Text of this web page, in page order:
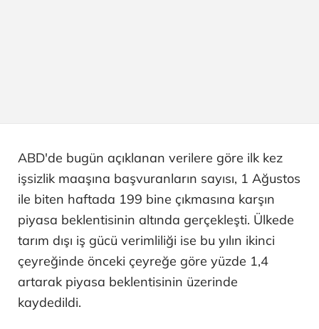
ABD'de bugün açıklanan verilere göre ilk kez
işsizlik maaşına başvuranların sayısı, 1 Ağustos
ile biten haftada 199 bine çıkmasına karşın
piyasa beklentisinin altında gerçekleşti. Ülkede
tarım dışı iş gücü verimliliği ise bu yılın ikinci
çeyreğinde önceki çeyreğe göre yüzde 1,4
artarak piyasa beklentisinin üzerinde
kaydedildi.